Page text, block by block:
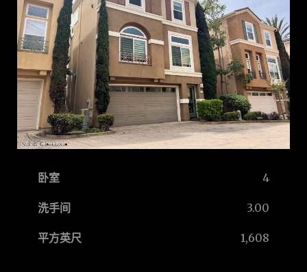
卧室 4
洗手间 3.00
平方英尺 1,608